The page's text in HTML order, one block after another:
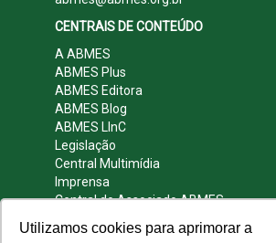
Utilizamos cookies para aprimorar a
CENTRAIS DE CONTEÚDO
A ABMES
ABMES Plus
ABMES Editora
ABMES Blog
ABMES LInC
Legislação
Central Multimídia
Imprensa
Central do Associado ABMES